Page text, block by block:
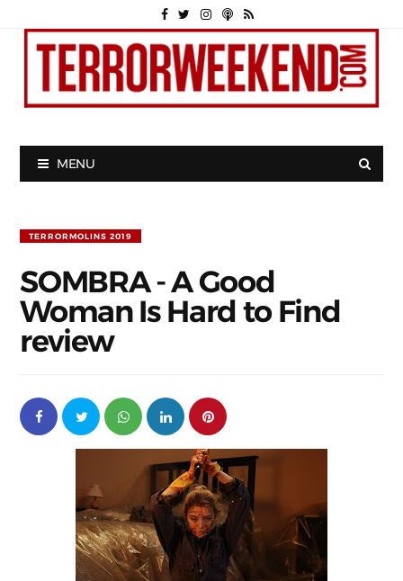
MENU
TERRORMOLINS 2019
SOMBRA - A Good
Woman Is Hard to Find
review